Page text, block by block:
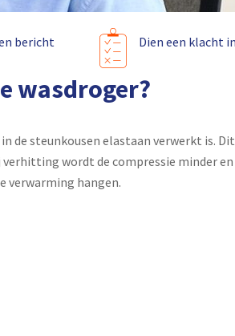
bericht Dien een klacht in
wasdroger?
de steunkousen elastaan verwerkt is.
wordt de compressie minder
verwarming hangen.